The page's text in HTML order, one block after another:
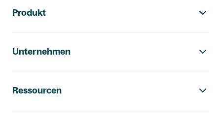
Produkt
Unternehmen
Ressourcen